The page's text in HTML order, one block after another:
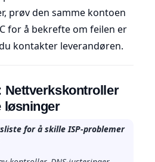
prøv den samme kontoen
for å bekrefte om feilen er
kontakter leverandøren.
Nettverkskontroller
løsninger
for å skille ISP-problemer